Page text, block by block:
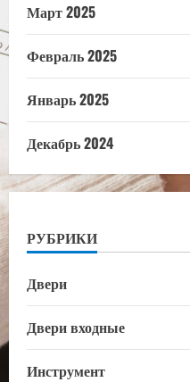
Март 2025
Февраль 2025
Январь 2025
Декабрь 2024
РУБРИКИ
Двери
Двери входные
Инструмент